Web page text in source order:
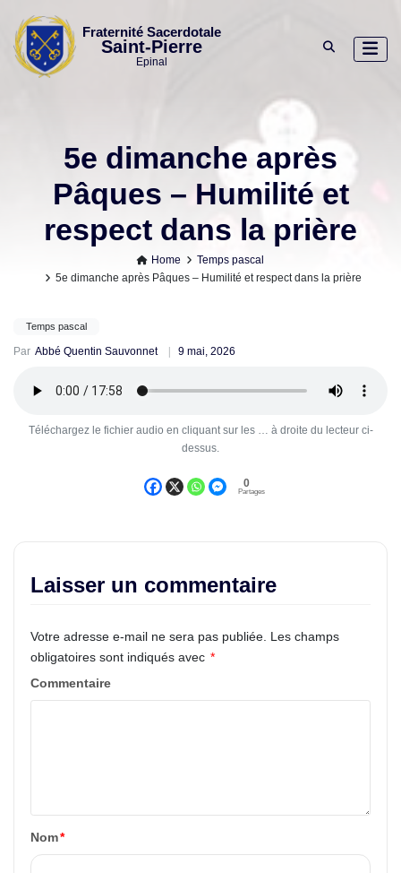
content
Fraternité Sacerdotale
Saint-Pierre
Epinal
5e dimanche après
Pâques – Humilité et
respect dans la prière
Home
Temps pascal
5e dimanche après Pâques – Humilité et respect dans la prière
Temps pascal
Par Abbé Quentin Sauvonnet 9 mai, 2026
Téléchargez le fichier audio en cliquant sur les … à droite du lecteur ci-
dessus.
0
Partages
Laisser un commentaire
Votre adresse e-mail ne sera pas publiée.
Les champs
obligatoires sont indiqués avec *
Commentaire
Nom*